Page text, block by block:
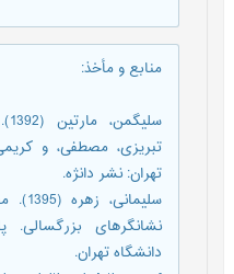
منابع و مأخذ:
تبریزی، مصطفی، و
تهران: نشر دانژه.
نشانگرهای بزرگسالی.
دانشگاه تهران.